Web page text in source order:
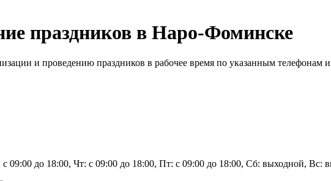
праздников в Наро-Фоминске
и проведению праздников в рабочее время по указанным телефонам и
09:00 до 18:00, Чт: с 09:00 до 18:00, Пт: с 09:00 до 18:00, Сб: выходной, Вс: